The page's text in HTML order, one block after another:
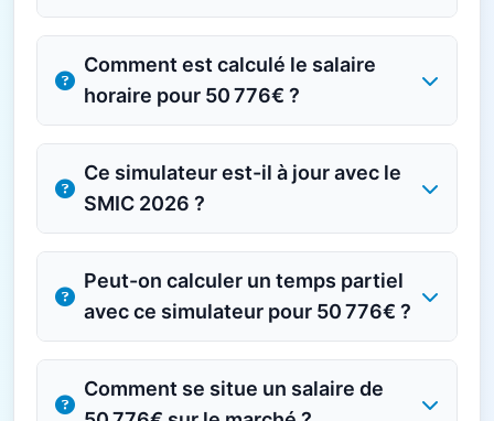
Comment est calculé le salaire
horaire pour 50 776€ ?
Ce simulateur est-il à jour avec le
SMIC 2026 ?
Peut-on calculer un temps partiel
avec ce simulateur pour 50 776€ ?
Comment se situe un salaire de